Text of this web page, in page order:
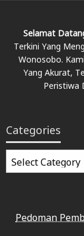
Selamat
Terkini Yang
Wonosobo.
Yang Akurat,
Peristiwa
Categories
Categories
Pedoman